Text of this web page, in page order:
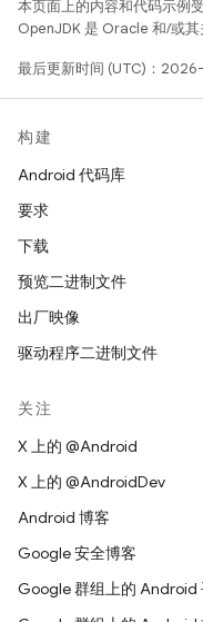
本页面上的内容和代码示例受
OpenJDK 是 Oracle 和/或其
最后更新时间 (UTC)：
构建
Android 代码库
要求
下载
预览二进制文件
出厂映像
驱动程序二进制文件
关注
X 上的 @Android
X 上的 @AndroidDev
Android 博客
Google 安全博客
Google 群组上的 Android